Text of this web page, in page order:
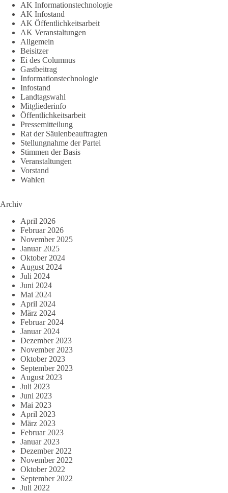
AK Informationstechnologie
AK Infostand
AK Öffentlichkeitsarbeit
AK Veranstaltungen
Allgemein
Beisitzer
Ei des Columnus
Gastbeitrag
Informationstechnologie
Infostand
Landtagswahl
Mitgliederinfo
Öffentlichkeitsarbeit
Pressemitteilung
Rat der Säulenbeauftragten
Stellungnahme der Partei
Stimmen der Basis
Veranstaltungen
Vorstand
Wahlen
Archiv
April 2026
Februar 2026
November 2025
Januar 2025
Oktober 2024
August 2024
Juli 2024
Juni 2024
Mai 2024
April 2024
März 2024
Februar 2024
Januar 2024
Dezember 2023
November 2023
Oktober 2023
September 2023
August 2023
Juli 2023
Juni 2023
Mai 2023
April 2023
März 2023
Februar 2023
Januar 2023
Dezember 2022
November 2022
Oktober 2022
September 2022
Juli 2022